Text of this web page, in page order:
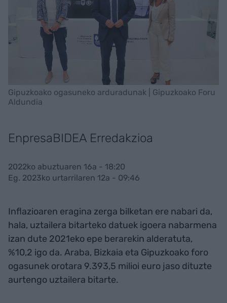
Gipuzkoako ogasuneko arduradunak | Gipuzkoako Foru
Aldundia
EnpresaBIDEA Erredakzioa
2022ko abuztuaren 16a - 18:20
Eg. 2023ko urtarrilaren 12a - 09:46
Inflazioaren eragina zerga bilketan ere nabari da,
hala, uztailera bitarteko datuek igoera nabarmena
izan dute 2021eko epe berarekin alderatuta,
%10,2 igo da. Araba, Bizkaia eta Gipuzkoako foro
ogasunek orotara 9.393,5 milioi euro jaso dituzte
aurtengo uztailera bitarte.